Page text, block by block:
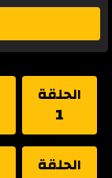
الحلقة
1
الحلقة